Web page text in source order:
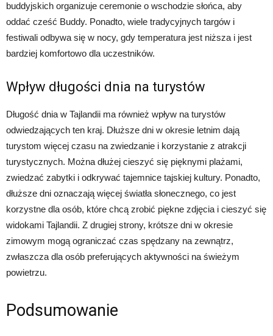
buddyjskich organizuje ceremonie o wschodzie słońca, aby
oddać cześć Buddy. Ponadto, wiele tradycyjnych targów i
festiwali odbywa się w nocy, gdy temperatura jest niższa i jest
bardziej komfortowo dla uczestników.
Wpływ długości dnia na turystów
Długość dnia w Tajlandii ma również wpływ na turystów
odwiedzających ten kraj. Dłuższe dni w okresie letnim dają
turystom więcej czasu na zwiedzanie i korzystanie z atrakcji
turystycznych. Można dłużej cieszyć się pięknymi plażami,
zwiedzać zabytki i odkrywać tajemnice tajskiej kultury. Ponadto,
dłuższe dni oznaczają więcej światła słonecznego, co jest
korzystne dla osób, które chcą zrobić piękne zdjęcia i cieszyć się
widokami Tajlandii. Z drugiej strony, krótsze dni w okresie
zimowym mogą ograniczać czas spędzany na zewnątrz,
zwłaszcza dla osób preferujących aktywności na świeżym
powietrzu.
Podsumowanie